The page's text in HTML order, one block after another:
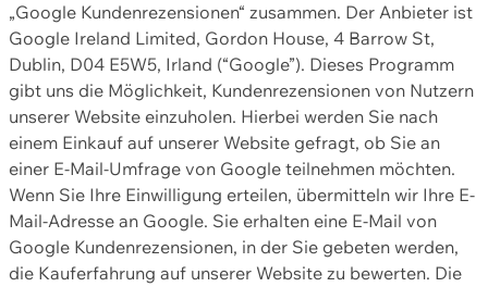
„Google Kundenrezensionen“ zusammen. Der Anbieter ist
Google Ireland Limited, Gordon House, 4 Barrow St,
Dublin, D04 E5W5, Irland (“Google”). Dieses Programm
gibt uns die Möglichkeit, Kundenrezensionen von Nutzern
unserer Website einzuholen. Hierbei werden Sie nach
einem Einkauf auf unserer Website gefragt, ob Sie an
einer E-Mail-Umfrage von Google teilnehmen möchten.
Wenn Sie Ihre Einwilligung erteilen, übermitteln wir Ihre E-
Mail-Adresse an Google. Sie erhalten eine E-Mail von
Google Kundenrezensionen, in der Sie gebeten werden,
die Kauferfahrung auf unserer Website zu bewerten. Die